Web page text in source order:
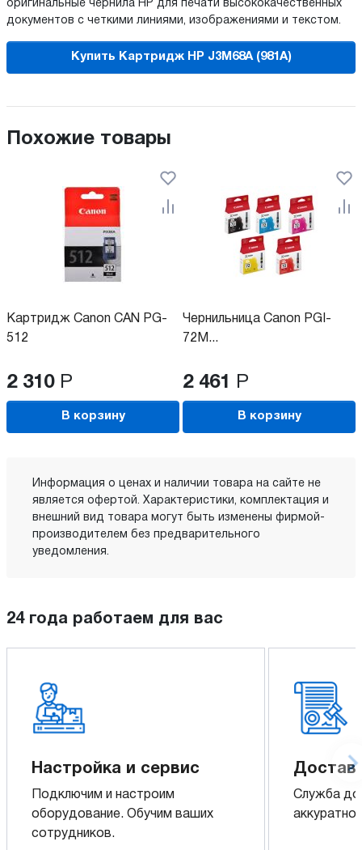
оригинальные чернила HP для печати высококачественных
документов с четкими линиями, изображениями и текстом.
Купить Картридж HP J3M68A (981A)
Похожие товары
Картридж Canon CAN PG-
512
2 310 Р
В корзину
Чернильница Canon PGI-
72M...
2 461 Р
В корзину
Информация о ценах и наличии товара на сайте не
является офертой. Характеристики, комплектация и
внешний вид товара могут быть изменены фирмой-
производителем без предварительного
уведомления.
24 года работаем для вас
Настройка и сервис
Подключим и настроим
оборудование. Обучим ваших
сотрудников.
Служба
аккуратно